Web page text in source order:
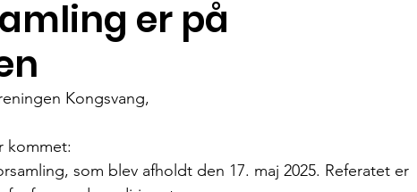
er på
Kongsvang,
kommet:
som blev afholdt den 17. maj 2025. Referatet er